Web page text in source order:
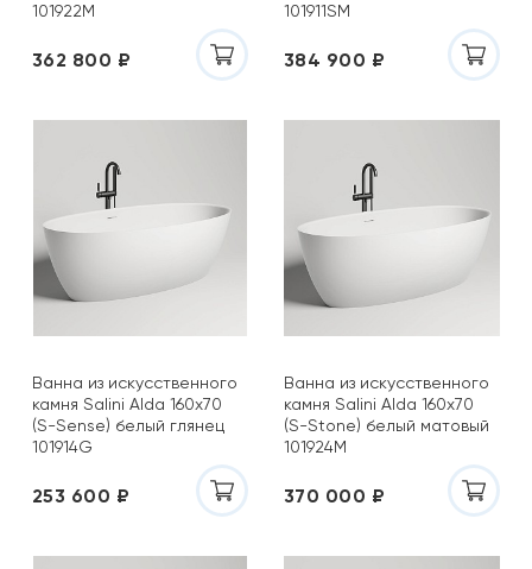
101922M
362 800 ₽
101911SM
384 900 ₽
Ванна из искусственного
камня Salini Alda 160х70
(S-Sense) белый глянец
101914G
253 600 ₽
Ванна из искусственного
камня Salini Alda 160х70
(S-Stone) белый матовый
101924M
370 000 ₽